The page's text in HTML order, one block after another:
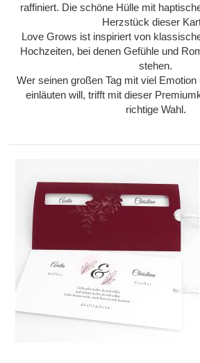
raffiniert. Die schöne Hülle mit
Herzstück dieser
Love Grows ist inspiriert von
Hochzeiten, bei denen Gefühle und
stehen.
Wer seinen großen Tag mit viel
einläuten will, trifft mit dieser
richtige Wahl.